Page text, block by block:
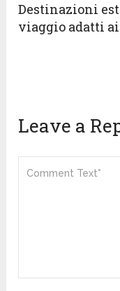
Destinazioni
viaggio adatti
Leave a